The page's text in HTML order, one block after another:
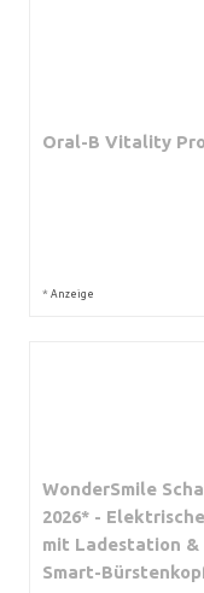
Oral-B Vitality
* Anzeige
WonderSmile
2026* -
mit Ladestation &
Smart-